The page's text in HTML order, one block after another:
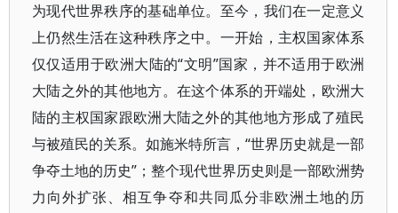
为现代世界秩序的基础单位。至今，我们在一定意义
上仍然生活在这种秩序之中。一开始，主权国家体系
仅仅适用于欧洲大陆的“文明”国家，并不适用于欧洲
大陆之外的其他地方。在这个体系的开端处，欧洲大
陆的主权国家跟欧洲大陆之外的其他地方形成了殖民
与被殖民的关系。如施米特所言，“世界历史就是一部
争夺土地的历史”；整个现代世界历史则是一部欧洲势
力向外扩张、相互争夺和共同瓜分非欧洲土地的历